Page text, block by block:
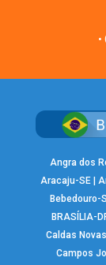
Angra dos
Aracaju-SE |
Bebedouro-
BRASÍLIA-
Caldas
Campos